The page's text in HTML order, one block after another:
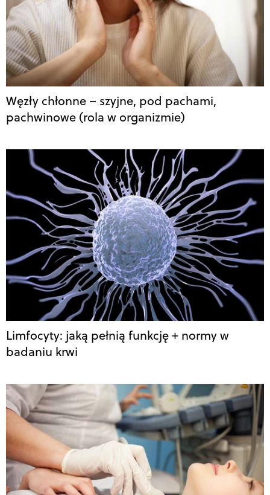
Węzły chłonne – szyjne, pod pachami,
pachwinowe (rola w organizmie)
Limfocyty: jaką pełnią funkcję + normy w
badaniu krwi